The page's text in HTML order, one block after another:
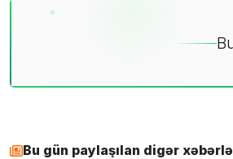
Bu gün paylaşılan digər